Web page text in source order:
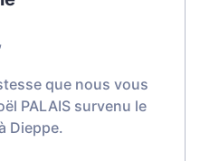
que nous vous
PALAIS survenu le
Dieppe.